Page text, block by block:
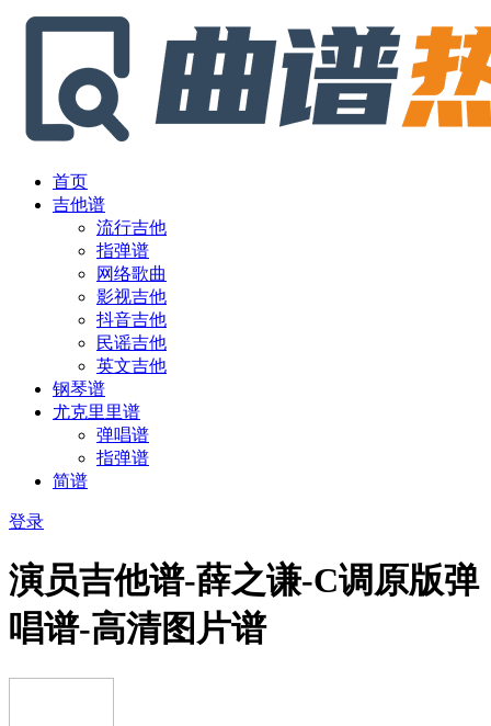
首页
吉他谱
流行吉他
指弹谱
网络歌曲
影视吉他
抖音吉他
民谣吉他
英文吉他
钢琴谱
尤克里里谱
弹唱谱
指弹谱
简谱
登录
演员吉他谱-薛之谦-C调原版弹
唱谱-高清图片谱